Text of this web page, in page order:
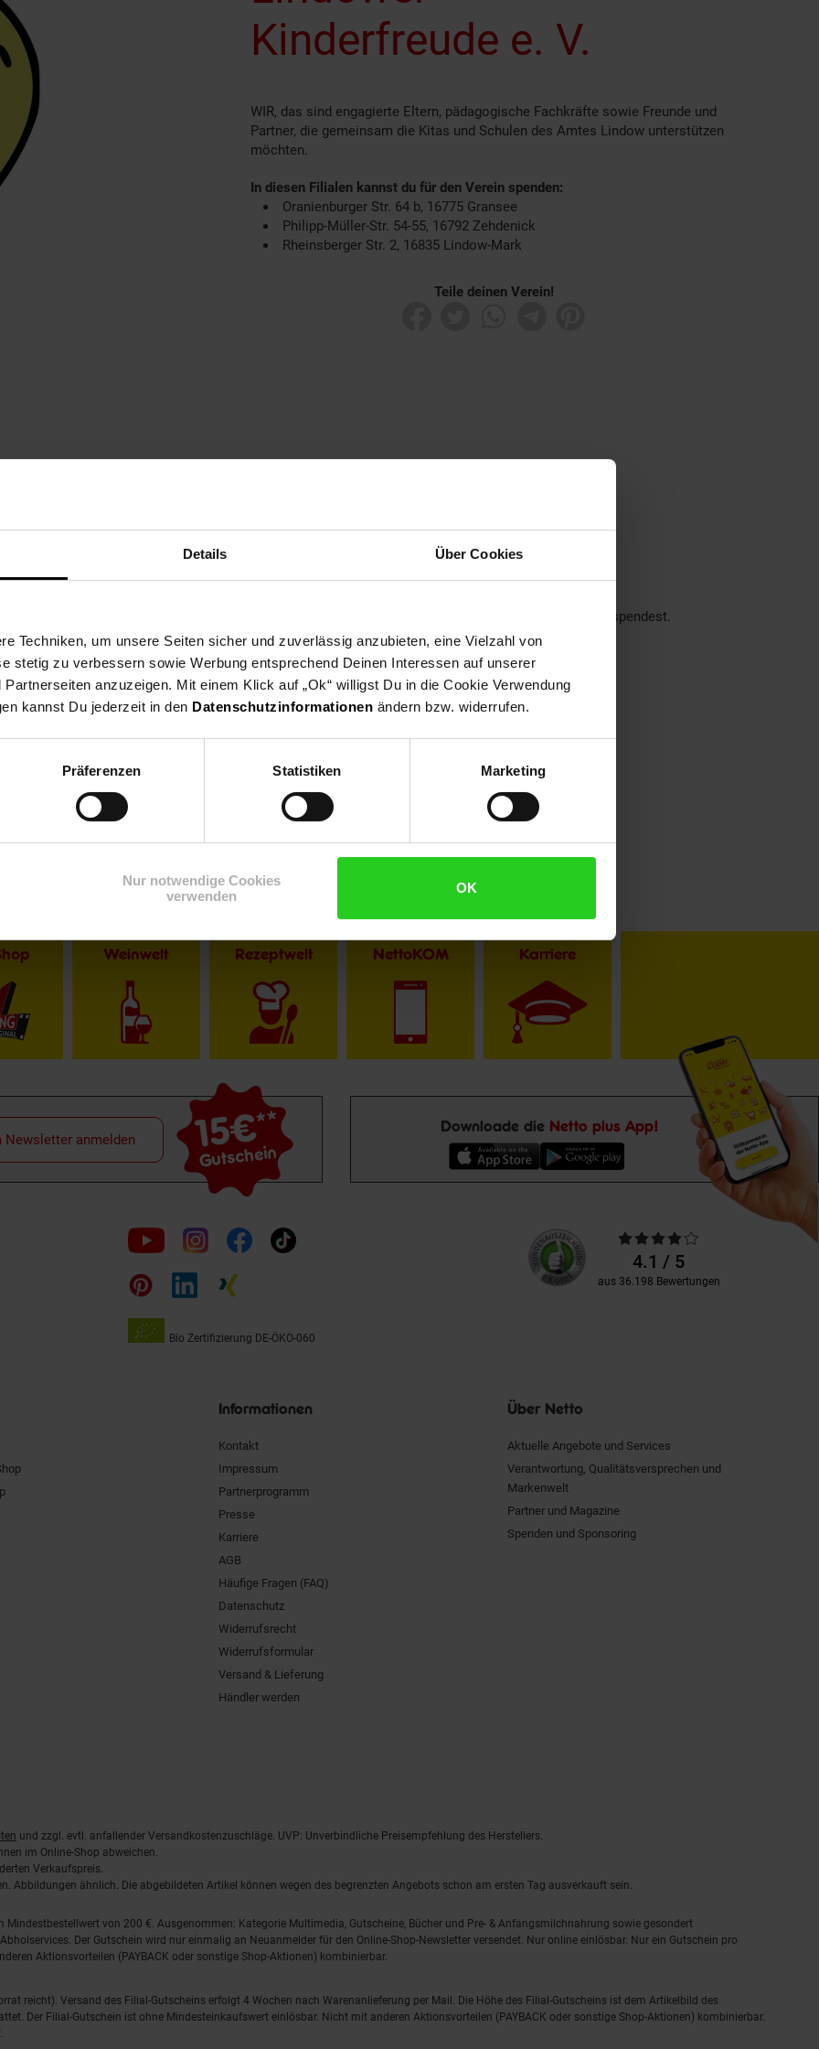
Details Über Cookies
Techniken, um unsere Seiten sicher und zuverlässig anzubieten, eine Vielzahl von
stetig zu verbessern sowie Werbung entsprechend Deinen Interessen auf unserer
anzuzeigen. Mit einem Klick auf „Ok“ willigst Du in die Cookie Verwendung
kannst Du jederzeit in den Datenschutzinformationen ändern bzw. widerrufen.
Präferenzen Statistiken Marketing
Nur notwendige Cookies
verwenden
OK
Kinderfreude e. V.
WIR, das sind engagierte Eltern, pädagogische Fachkräfte sowie Freunde und
Partner, die gemeinsam die Kitas und Schulen des Amtes Lindow unterstützen
möchten.​ ​
In diesen Filialen kannst du für den Verein spenden:
Oranienburger Str. 64 b, 16775 Gransee
Philipp-Müller-Str. 54-55, 16792 Zehdenick
Rheinsberger Str. 2, 16835 Lindow-Mark
Teile deinen Verein!
die Vereine aus deiner Region
Region und spende ab dem 03.08. für gemeinnützige Vereine in unseren Filialen!
du an der Kasse auf den nächsten 10 ct Betrag aufrundest oder dein Pfand am Pfandautomaten spendest.
Verein du in deiner Region unterstützen kannst findest du hier heraus:
Zurück zu Vereinsspende
Weinwelt Rezeptwelt NettoKOM Karriere
15€**
Gutschein
Newsletter anmelden
Downloade die Netto plus App!
Folge
uns
auf
Bio Zertifizierung DE-ÖKO-060
Unsere
Kundenbewertungen
Durchschnittliche
Bewertungen4.1 / 5
aus 36.198 Bewertungen
Informationen
Kontakt
Impressum
Partnerprogramm
Presse
Karriere
AGB
Häufige Fragen (FAQ)
Datenschutz
Widerrufsrecht
Widerrufsformular
Versand & Lieferung
Händler werden
Über Netto
Aktuelle Angebote und Services
Verantwortung, Qualitätsversprechen und
Markenwelt
Partner und Magazine
Spenden und Sponsoring
und zzgl. evtl. anfallender Versandkostenzuschläge. UVP: Unverbindliche Preisempfehlung des Herstellers.
im Online-Shop abweichen.
Verkaufspreis.
Abbildungen ähnlich. Die abgebildeten Artikel können wegen des begrenzten Angebots schon am ersten Tag ausverkauft sein.
von 200 €. Ausgenommen: Kategorie Multimedia, Gutscheine, Bücher und Pre- & Anfangsmilchnahrung sowie gesondert
Der Gutschein wird nur einmalig an Neuanmelder für den Online-Shop-Newsletter versendet. Nur online einlösbar. Nur ein Gutschein pro
Aktionsvorteilen (PAYBACK oder sonstige Shop-Aktionen) kombinierbar.
reicht). Versand des Filial-Gutscheins erfolgt 4 Wochen nach Warenanlieferung per Mail. Die Höhe des Filial-Gutscheins ist dem Artikelbild des
Der Filial-Gutschein ist ohne Mindesteinkaufswert einlösbar. Nicht mit anderen Aktionsvorteilen (PAYBACK oder sonstige Shop-Aktionen) kombinierbar.